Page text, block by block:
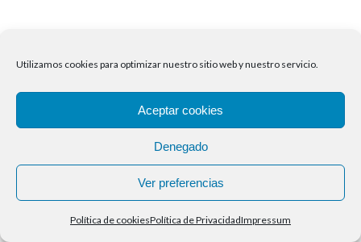
Utilizamos cookies para optimizar nuestro sitio web y nuestro servicio.
Aceptar cookies
Denegado
Ver preferencias
Política de cookiesPolítica de PrivacidadImpressum